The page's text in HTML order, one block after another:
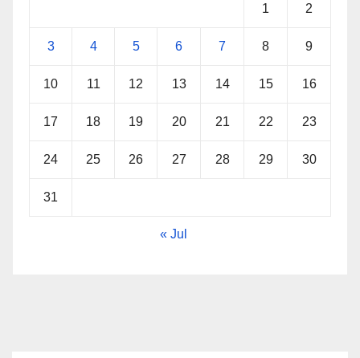
1 2
3 4 5 6 7 8 9
10 11 12 13 14 15 16
17 18 19 20 21 22 23
24 25 26 27 28 29 30
31
« Jul